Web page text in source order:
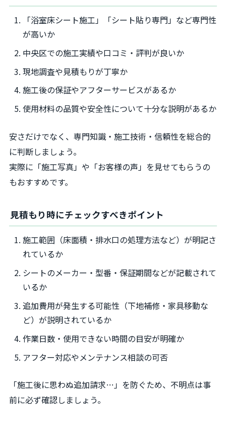
「浴室床シート施工」「シート貼り専門」など専門性
が高いか
中央区での施工実績や口コミ・評判が良いか
現地調査や見積もりが丁寧か
施工後の保証やアフターサービスがあるか
使用材料の品質や安全性について十分な説明があるか
安さだけでなく、専門知識・施工技術・信頼性を総合的
に判断しましょう。
実際に「施工写真」や「お客様の声」を見せてもらうの
もおすすめです。
見積もり時にチェックすべきポイント
施工範囲（床面積・排水口の処理方法など）が明記さ
れているか
シートのメーカー・型番・保証期間などが記載されて
いるか
追加費用が発生する可能性（下地補修・家具移動な
ど）が説明されているか
作業日数・使用できない時間の目安が明確か
アフター対応やメンテナンス相談の可否
「施工後に思わぬ追加請求…」を防ぐため、不明点は事
前に必ず確認しましょう。